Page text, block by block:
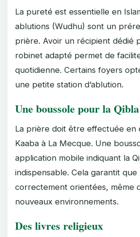
La pureté est essentielle en
ablutions (Wudhu) sont un
prière. Avoir un récipient dédié
robinet adapté permet de
quotidienne. Certains foyers
une petite station d’ablution.
Une boussole pour la Qibla
La prière doit être effectuée en
Kaaba à La Mecque. Une
application mobile indiquant la
indispensable. Cela garantit
correctement orientées, même
nouveaux environnements.
Des livres religieux